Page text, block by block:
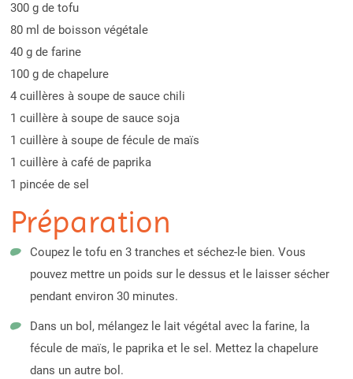
300 g de tofu
80 ml de boisson végétale
40 g de farine
100 g de chapelure
4 cuillères à soupe de sauce chili
1 cuillère à soupe de sauce soja
1 cuillère à soupe de fécule de maïs
1 cuillère à café de paprika
1 pincée de sel
Préparation
Coupez le tofu en 3 tranches et séchez-le bien. Vous
pouvez mettre un poids sur le dessus et le laisser sécher
pendant environ 30 minutes.
Dans un bol, mélangez le lait végétal avec la farine, la
fécule de maïs, le paprika et le sel. Mettez la chapelure
dans un autre bol.